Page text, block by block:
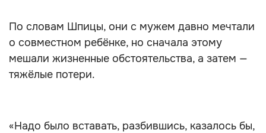
По словам Шпицы, они с мужем давно мечтали
о совместном ребёнке, но сначала этому
мешали жизненные обстоятельства, а затем —
тяжёлые потери.
«Надо было вставать, разбившись, казалось бы,